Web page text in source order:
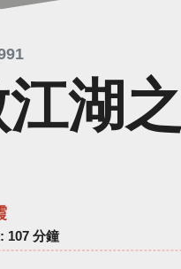
湖
107 分鐘